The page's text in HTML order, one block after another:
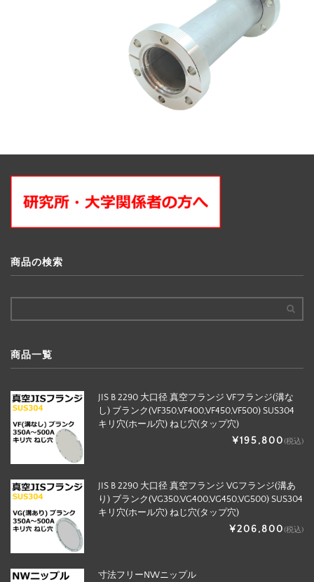
商品の検索
商品一覧
JIS B 2290 大口径 真空フランジ VFフランジ(溝な
し) ブランク(VF350,VF400,VF450,VF500) SUS304
キリ穴(ホール穴) ねじ穴(タップ穴)
¥195,800(税込)
JIS B 2290 大口径 真空フランジ VGフランジ(溝あ
り) ブランク(VG350,VG400,VG450,VG500) SUS304
キリ穴(ホール穴) ねじ穴(タップ穴)
¥206,800(税込)
寸法フリーNWニップル